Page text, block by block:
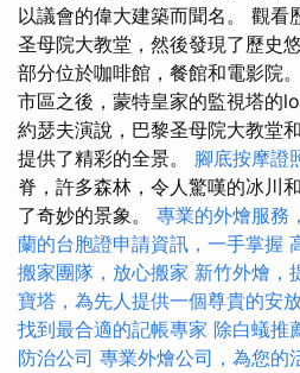
以議會的偉大建築而聞名。 觀看
圣母院大教堂，然後發現了歷史
部分位於咖啡館，餐館和電影院。
市區之後，蒙特皇家的監視塔的
約瑟夫演說，巴黎圣母院大教堂
提供了精彩的全景。 腳底按摩證
脊，許多森林，令人驚嘆的冰川
了奇妙的景象。 專業的外燴服務
蘭的台胞證申請資訊，一手掌握
搬家團隊，放心搬家 新竹外燴，
寶塔，為先人提供一個尊貴的安
找到最合適的記帳專家 除白蟻推
防治公司 專業外燴公司，為您的